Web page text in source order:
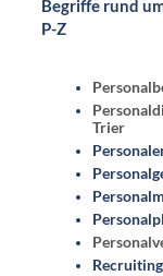
Begriffe rund
P-Z
Trier